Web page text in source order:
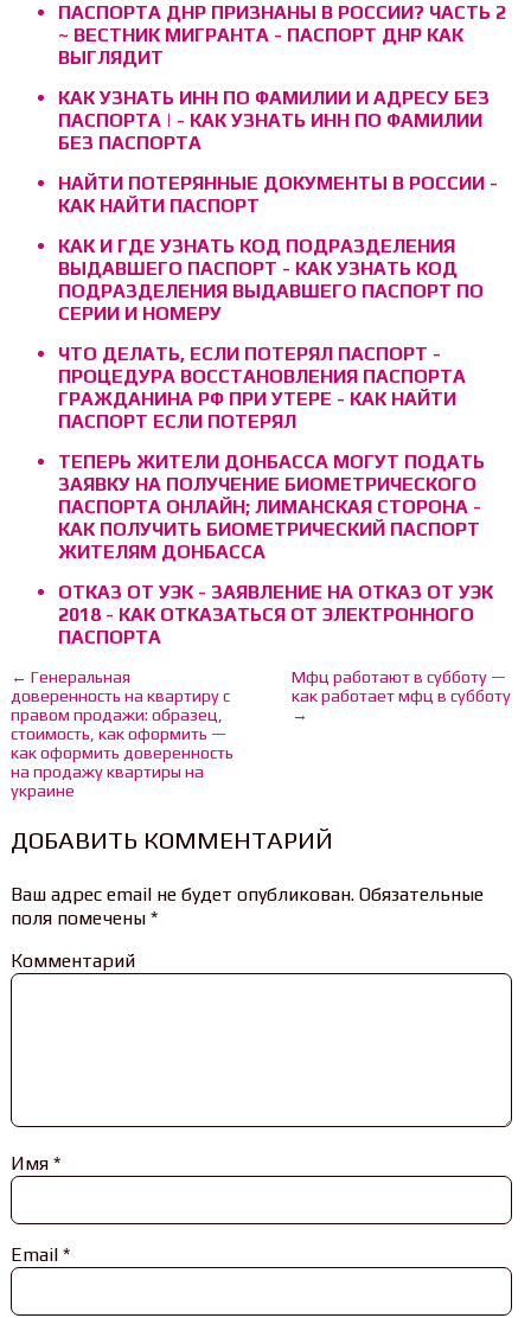
ПАСПОРТА ДНР ПРИЗНАНЫ В РОССИИ? ЧАСТЬ 2
~ ВЕСТНИК МИГРАНТА - ПАСПОРТ ДНР КАК
ВЫГЛЯДИТ
КАК УЗНАТЬ ИНН ПО ФАМИЛИИ И АДРЕСУ БЕЗ
ПАСПОРТА | - КАК УЗНАТЬ ИНН ПО ФАМИЛИИ
БЕЗ ПАСПОРТА
НАЙТИ ПОТЕРЯННЫЕ ДОКУМЕНТЫ В РОССИИ -
КАК НАЙТИ ПАСПОРТ
КАК И ГДЕ УЗНАТЬ КОД ПОДРАЗДЕЛЕНИЯ
ВЫДАВШЕГО ПАСПОРТ - КАК УЗНАТЬ КОД
ПОДРАЗДЕЛЕНИЯ ВЫДАВШЕГО ПАСПОРТ ПО
СЕРИИ И НОМЕРУ
ЧТО ДЕЛАТЬ, ЕСЛИ ПОТЕРЯЛ ПАСПОРТ -
ПРОЦЕДУРА ВОССТАНОВЛЕНИЯ ПАСПОРТА
ГРАЖДАНИНА РФ ПРИ УТЕРЕ - КАК НАЙТИ
ПАСПОРТ ЕСЛИ ПОТЕРЯЛ
ТЕПЕРЬ ЖИТЕЛИ ДОНБАССА МОГУТ ПОДАТЬ
ЗАЯВКУ НА ПОЛУЧЕНИЕ БИОМЕТРИЧЕСКОГО
ПАСПОРТА ОНЛАЙН; ЛИМАНСКАЯ СТОРОНА -
КАК ПОЛУЧИТЬ БИОМЕТРИЧЕСКИЙ ПАСПОРТ
ЖИТЕЛЯМ ДОНБАССА
ОТКАЗ ОТ УЭК - ЗАЯВЛЕНИЕ НА ОТКАЗ ОТ УЭК
2018 - КАК ОТКАЗАТЬСЯ ОТ ЭЛЕКТРОННОГО
ПАСПОРТА
← Генеральная
доверенность на квартиру с
правом продажи: образец,
стоимость, как оформить —
как оформить доверенность
на продажу квартиры на
украине
Мфц работают в субботу —
как работает мфц в субботу
→
ДОБАВИТЬ КОММЕНТАРИЙ
Ваш адрес email не будет опубликован.Обязательные
поля помечены *
Комментарий
Имя *
Email *